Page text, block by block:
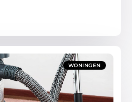
WONINGEN